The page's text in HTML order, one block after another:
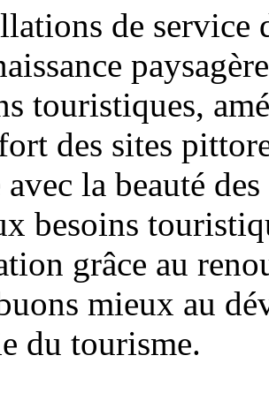
de service
touristiques,
des sites
la beauté
besoins
grâce au
mieux au
du tourisme.